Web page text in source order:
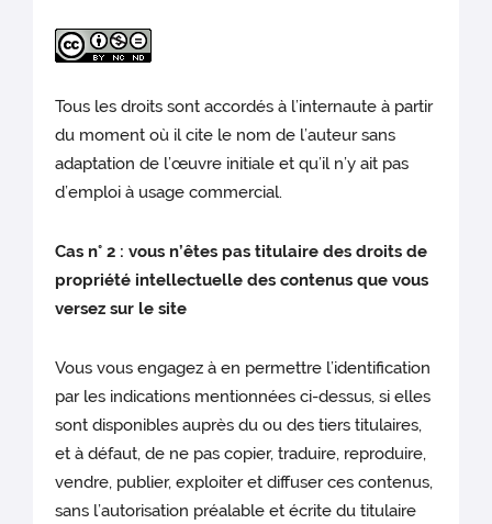
Tous les droits sont accordés à l’internaute à partir
du moment où il cite le nom de l’auteur sans
adaptation de l’œuvre initiale et qu’il n’y ait pas
d’emploi à usage commercial.
Cas n° 2 : vous n’êtes pas titulaire des droits de
propriété intellectuelle des contenus que vous
versez sur le site
Vous vous engagez à en permettre l’identification
par les indications mentionnées ci-dessus, si elles
sont disponibles auprès du ou des tiers titulaires,
et à défaut, de ne pas copier, traduire, reproduire,
vendre, publier, exploiter et diffuser ces contenus,
sans l’autorisation préalable et écrite du titulaire